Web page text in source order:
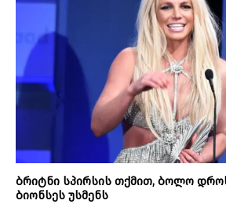
ბრიტნი სპირსის თქმით, ბოლო
ბიონსეს უსმენს